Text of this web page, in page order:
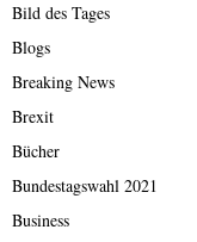
Bild des Tages
Blogs
Breaking News
Brexit
Bücher
Bundestagswahl 2021
Business